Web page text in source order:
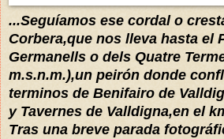
...Seguíamos ese cordal o
Corbera,que nos lleva hasta el
Germanells o dels Quatre
m.s.n.m.),un peirón donde
terminos de Benifairo de
y Tavernes de Valldigna,en el
Tras una breve parada